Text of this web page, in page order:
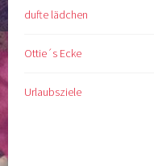
dufte lädchen
Ottie´s Ecke
Urlaubsziele